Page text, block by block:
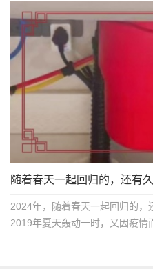
随着春天一起回归的，还有
2024年，随着春天一起回归的，
2019年夏天轰动一时，又因疫